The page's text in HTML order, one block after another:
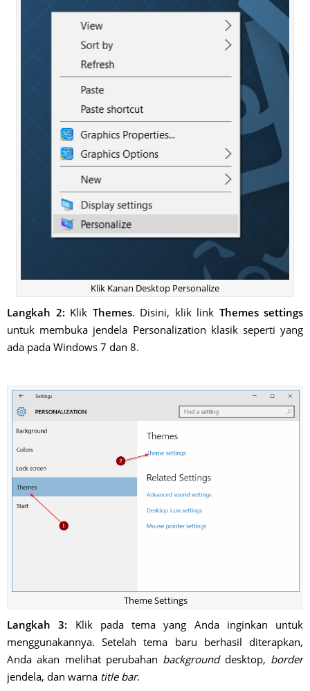
Klik Kanan Desktop Personalize
Langkah 2: Klik Themes. Disini, klik link Themes settings
untuk membuka jendela Personalization klasik seperti yang
ada pada Windows 7 dan 8.
Theme Settings
Langkah 3: Klik pada tema yang Anda inginkan untuk
menggunakannya. Setelah tema baru berhasil diterapkan,
Anda akan melihat perubahan backgrounddesktop, border
jendela, dan warna title bar.